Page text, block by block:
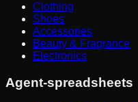
Clothing
Shoes
Accessories
Beauty & Fragrance
Electronics
Agent-spreadsheets